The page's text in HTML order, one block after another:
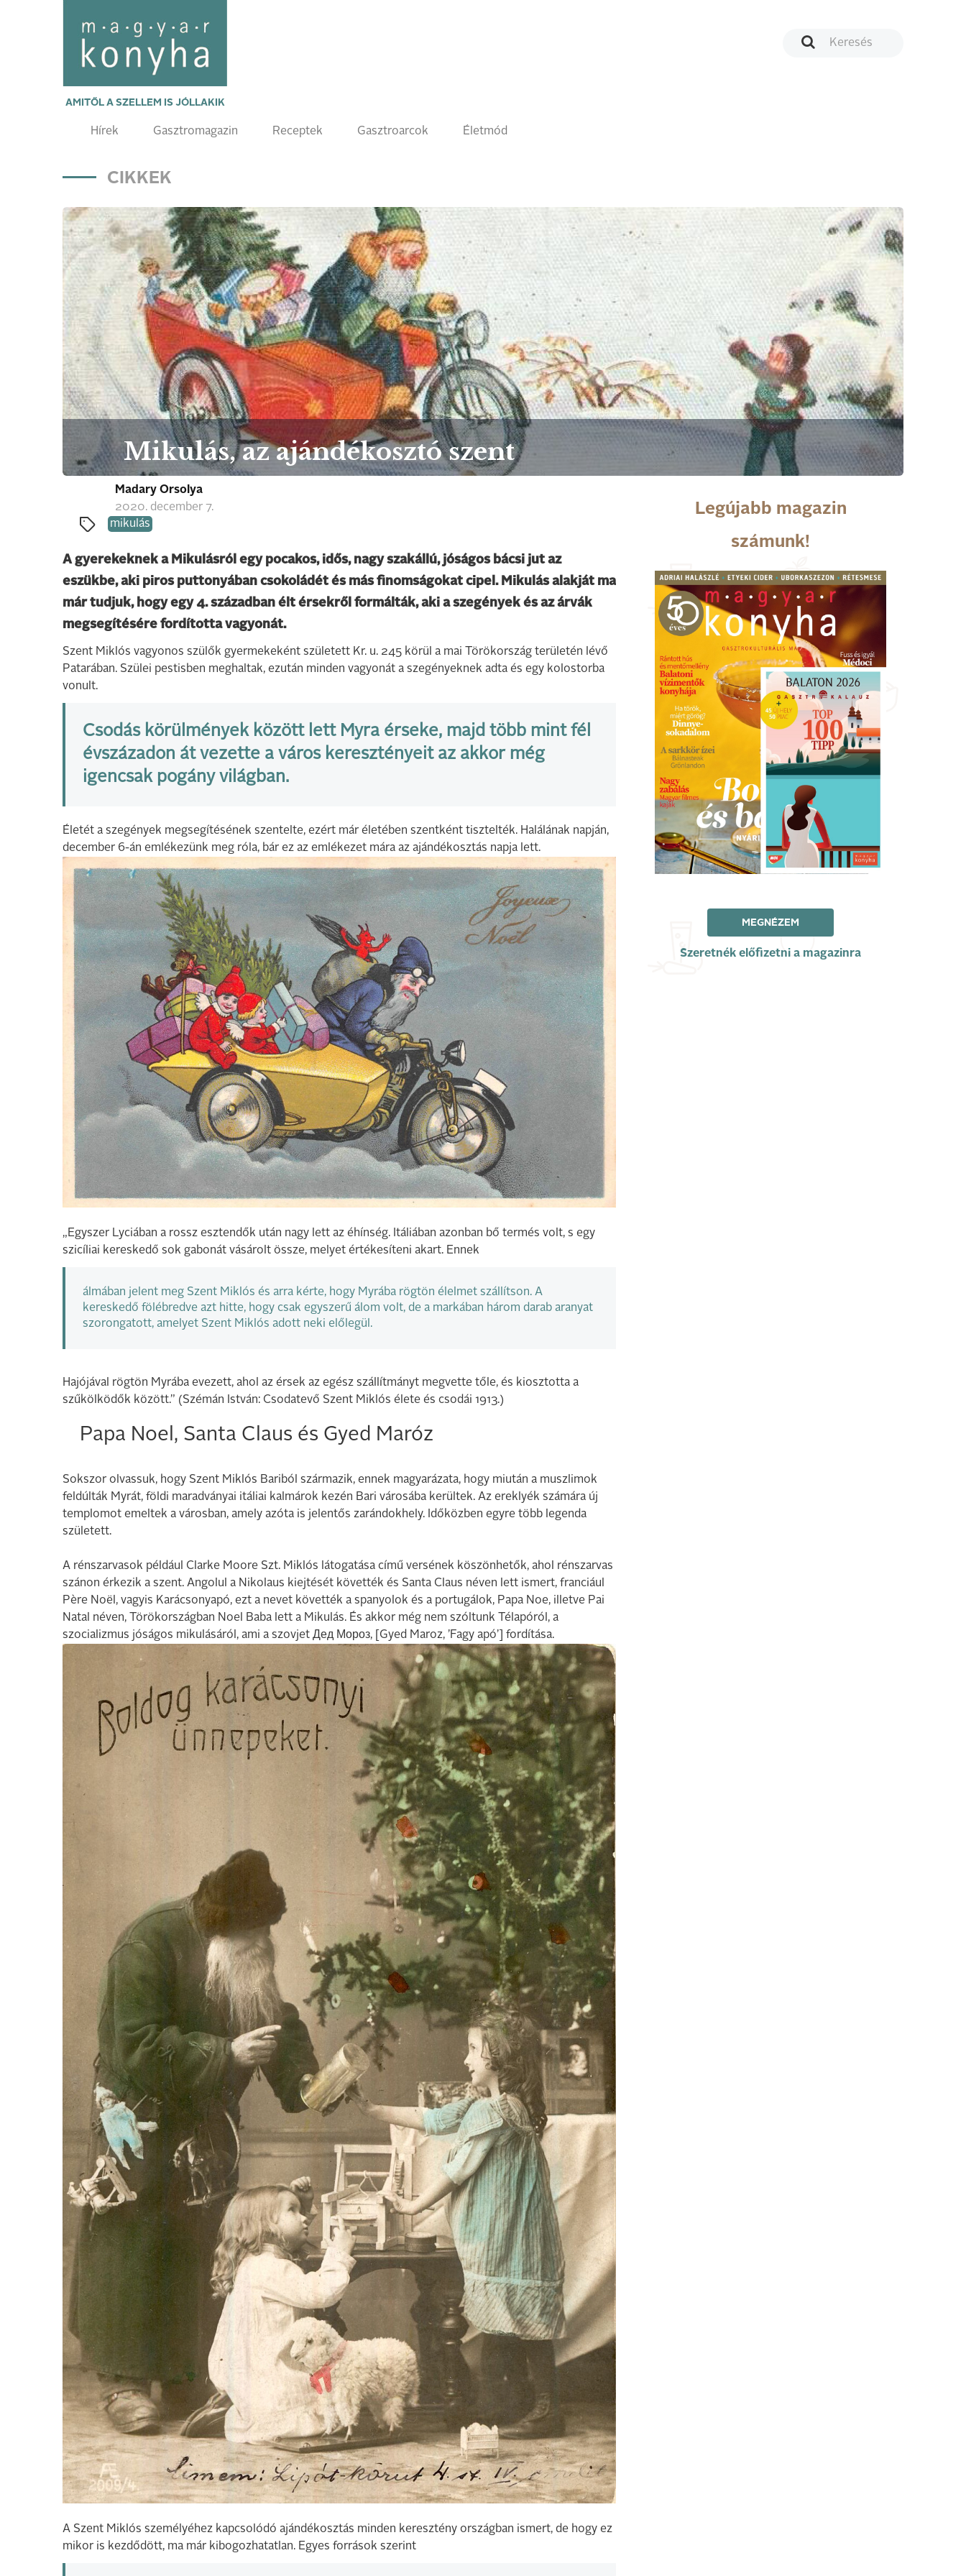
AMITŐL A SZELLEM IS JÓLLAKIK
Hírek Gasztromagazin Receptek Gasztroarcok Életmód
CIKKEK
Mikulás, az ajándékosztó szent
Madary Orsolya
2020. december 7.
mikulás
A gyerekeknek a Mikulásról egy pocakos, idős, nagy szakállú, jóságos bácsi jut az
eszükbe, aki piros puttonyában csokoládét és más finomságokat cipel. Mikulás alakját ma
már tudjuk, hogy egy 4. században élt érsekről formálták, aki a szegények és az árvák
megsegítésére fordította vagyonát.
Szent Miklós vagyonos szülők gyermekeként született Kr. u. 245 körül a mai Törökország területén lévő
Patarában. Szülei pestisben meghaltak, ezután minden vagyonát a szegényeknek adta és egy kolostorba
vonult.
Csodás körülmények között lett Myra érseke, majd több mint fél
évszázadon át vezette a város keresztényeit az akkor még
igencsak pogány világban.
Életét a szegények megsegítésének szentelte, ezért már életében szentként tisztelték. Halálának napján,
december 6-án emlékezünk meg róla, bár ez az emlékezet mára az ajándékosztás napja lett.
„Egyszer Lyciában a rossz esztendők után nagy lett az éhínség. Itáliában azonban bő termés volt, s egy
szicíliai kereskedő sok gabonát vásárolt össze, melyet értékesíteni akart. Ennek
álmában jelent meg Szent Miklós és arra kérte, hogy Myrába rögtön élelmet szállítson. A
kereskedő fölébredve azt hitte, hogy csak egyszerű álom volt, de a markában három darab aranyat
szorongatott, amelyet Szent Miklós adott neki előlegül.
Hajójával rögtön Myrába evezett, ahol az érsek az egész szállítmányt megvette tőle, és kiosztotta a
szűkölködők között.” (Szémán István: Csodatevő Szent Miklós élete és csodái 1913.)
Papa Noel, Santa Claus és Gyed Maróz
Sokszor olvassuk, hogy Szent Miklós Bariból származik, ennek magyarázata, hogy miután a muszlimok
feldúlták Myrát, földi maradványai itáliai kalmárok kezén Bari városába kerültek. Az ereklyék számára új
templomot emeltek a városban, amely azóta is jelentős zarándokhely. Időközben egyre több legenda
született.
A rénszarvasok például Clarke Moore Szt. Miklós látogatása című versének köszönhetők, ahol rénszarvas
szánon érkezik a szent. Angolul a Nikolaus kiejtését követték és Santa Claus néven lett ismert, franciául
Père Noël, vagyis Karácsonyapó, ezt a nevet követték a spanyolok és a portugálok, Papa Noe, illetve Pai
Natal néven, Törökországban Noel Baba lett a Mikulás. És akkor még nem szóltunk Télapóról, a
szocializmus jóságos mikulásáról, ami a szovjet Дед Мороз, [Gyed Maroz, ’Fagy apó’] fordítása.
A Szent Miklós személyéhez kapcsolódó ajándékosztás minden keresztény országban ismert, de hogy ez
mikor is kezdődött, ma már kibogozhatatlan. Egyes források szerint
Legújabb magazin
számunk!
MEGNÉZEM
Szeretnék előfizetni a magazinra